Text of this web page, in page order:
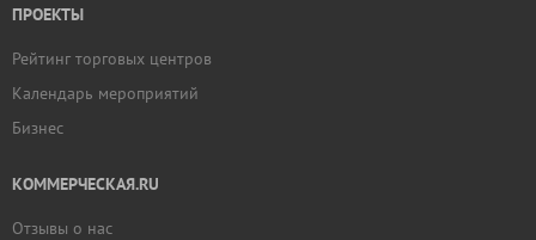
ПРОЕКТЫ
Рейтинг торговых центров
Календарь мероприятий
Бизнес
КОММЕРЧЕСКАЯ.RU
Отзывы о нас